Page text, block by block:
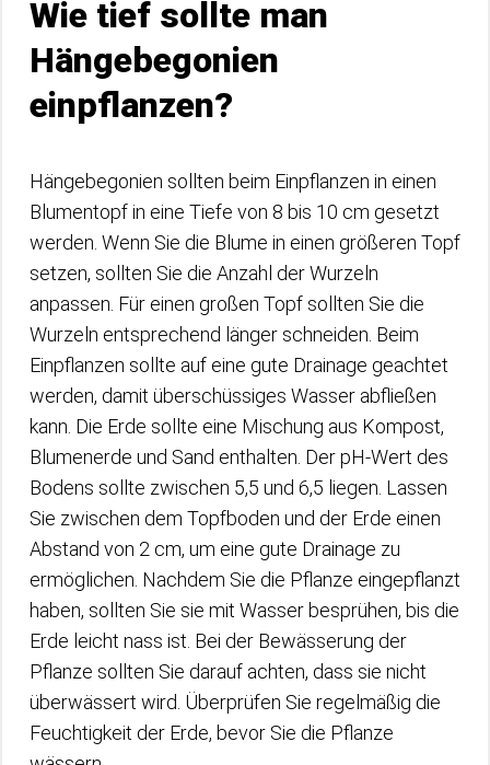
Wie tief sollte man
Hängebegonien
einpflanzen?
Hängebegonien sollten beim Einpflanzen in einen
Blumentopf in eine Tiefe von 8 bis 10 cm gesetzt
werden. Wenn Sie die Blume in einen größeren Topf
setzen, sollten Sie die Anzahl der Wurzeln
anpassen. Für einen großen Topf sollten Sie die
Wurzeln entsprechend länger schneiden. Beim
Einpflanzen sollte auf eine gute Drainage geachtet
werden, damit überschüssiges Wasser abfließen
kann. Die Erde sollte eine Mischung aus Kompost,
Blumenerde und Sand enthalten. Der pH-Wert des
Bodens sollte zwischen 5,5 und 6,5 liegen. Lassen
Sie zwischen dem Topfboden und der Erde einen
Abstand von 2 cm, um eine gute Drainage zu
ermöglichen. Nachdem Sie die Pflanze eingepflanzt
haben, sollten Sie sie mit Wasser besprühen, bis die
Erde leicht nass ist. Bei der Bewässerung der
Pflanze sollten Sie darauf achten, dass sie nicht
überwässert wird. Überprüfen Sie regelmäßig die
Feuchtigkeit der Erde, bevor Sie die Pflanze